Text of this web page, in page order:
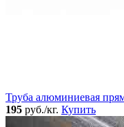
Труба алюминиевая
195 руб./кг. Купить